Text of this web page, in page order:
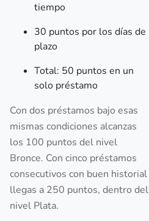
tiempo
30 puntos por los días de
plazo
Total: 50 puntos en un
solo préstamo
Con dos préstamos bajo esas
mismas condiciones alcanzas
los 100 puntos del nivel
Bronce. Con cinco préstamos
consecutivos con buen historial
llegas a 250 puntos, dentro del
nivel Plata.